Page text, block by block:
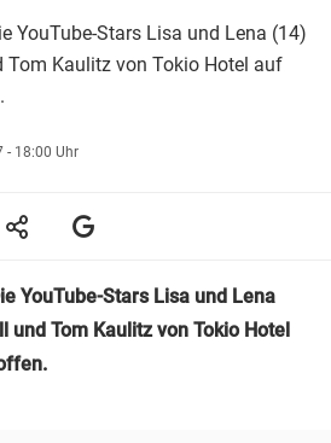
YouTube-Stars Lisa und Lena (14)
Tom Kaulitz von Tokio Hotel auf
- 18:00 Uhr
YouTube-Stars Lisa und Lena
und Tom Kaulitz von Tokio Hotel